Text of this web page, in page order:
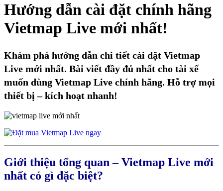
Hướng dẫn cài đặt chính hãng
Vietmap Live mới nhất!
Khám phá hướng dẫn chi tiết cài đặt Vietmap
Live mới nhất. Bài viết đầy đủ nhất cho tài xế
muốn dùng Vietmap Live chính hãng. Hỗ trợ mọi
thiết bị – kích hoạt nhanh!
Giới thiệu tổng quan – Vietmap Live mới
nhất có gì đặc biệt?